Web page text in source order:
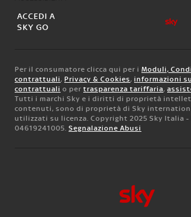
ACCEDI A
SKY GO
Per il consumatore clicca qui per i Moduli,
contrattuali, Privacy & Cookies, informazioni
contrattuali o per trasparenza tariffaria,
Tutti i marchi Sky e i diritti di proprietà
contenuti, sono di proprietà di Sky
utilizzati su licenza. Copyright 2025 Sky Italia -
04619241005. Segnalazione Abusi